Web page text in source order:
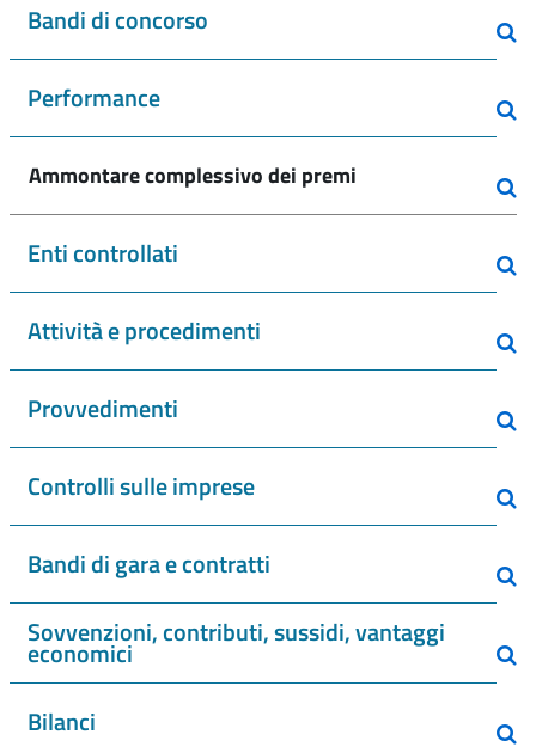
Bandi di concorso
Performance
Ammontare complessivo dei premi
Enti controllati
Attività e procedimenti
Provvedimenti
Controlli sulle imprese
Bandi di gara e contratti
Sovvenzioni, contributi, sussidi, vantaggi
economici
Bilanci